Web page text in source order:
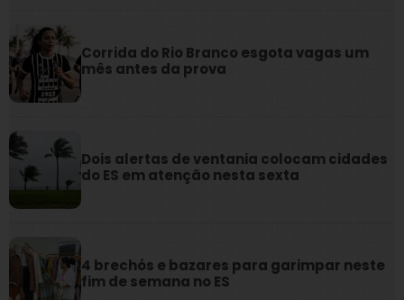
Corrida do Rio Branco esgota vagas um
mês antes da prova
Dois alertas de ventania colocam cidades
do ES em atenção nesta sexta
4 brechós e bazares para garimpar neste
fim de semana no ES